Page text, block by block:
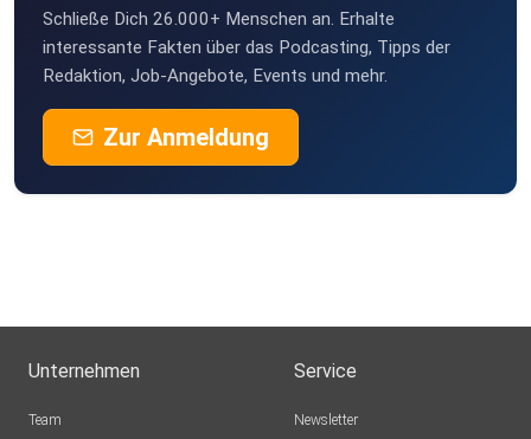
Schließe Dich 26.000+ Menschen an. Erhalte
interessante Fakten über das Podcasting, Tipps der
Redaktion, Job-Angebote, Events und mehr.
Zur Anmeldung
Unternehmen
Team
Service
Newsletter